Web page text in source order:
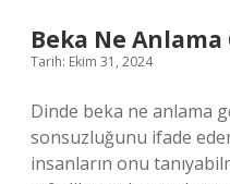
Beka Ne
Tarih: Ekim 31, 2024
Dinde beka ne anlama
sonsuzluğunu ifade
insanların onu